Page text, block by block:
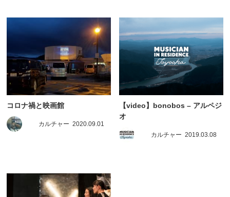
コロナ禍と映画館
カルチャー 2020.09.01
【video】bonobos – アルペジ
オ
カルチャー 2019.03.08